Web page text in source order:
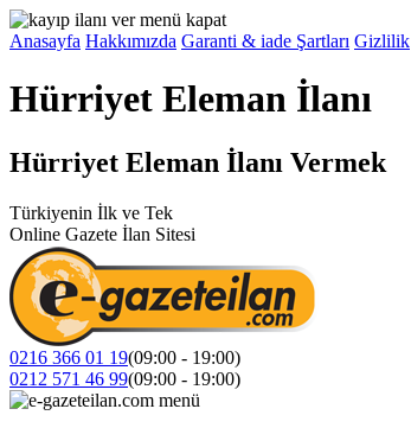
Anasayfa Hakkımızda Garanti & iade Şartları Gizlilik
Hürriyet Eleman İlanı
Hürriyet Eleman İlanı Vermek
Türkiyenin İlk ve Tek
Online Gazete İlan Sitesi
0216 366 01 19(09:00 - 19:00)
0212 571 46 99(09:00 - 19:00)